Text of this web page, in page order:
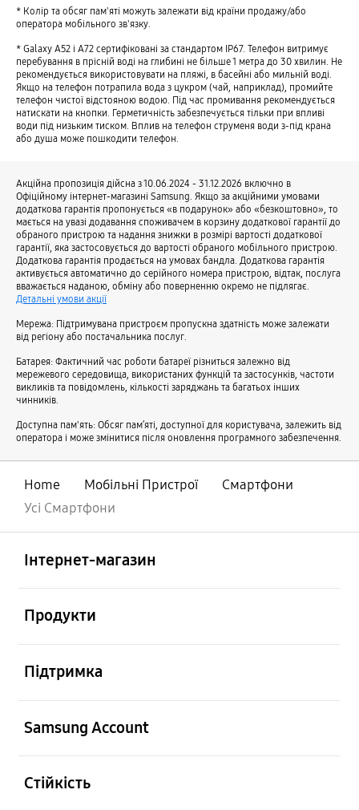
* Колір та обсяг пам'яті можуть залежати від країни продажу/або
оператора мобільного зв'язку.
* Galaxy A52 і A72 сертифіковані за стандартом IP67. Телефон витримує
перебування в прісній воді на глибині не більше 1 метра до 30 хвилин. Не
рекомендується використовувати на пляжі, в басейні або мильній воді.
Якщо на телефон потрапила вода з цукром (чай, наприклад), промийте
телефон чистої відстояною водою. Під час промивання рекомендується
натискати на кнопки. Герметичність забезпечується тільки при впливі
води під низьким тиском. Вплив на телефон струменя води з-під крана
або душа може пошкодити телефон.
Акційна пропозиція дійсна з 10.06.2024 - 31.12.2026 включно в
Офіційному інтернет-магазині Samsung. Якщо за акційними умовами
додаткова гарантія пропонується «в подарунок» або «безкоштовно», то
мається на увазі додавання споживачем в корзину додаткової гарантії до
обраного пристрою та надання знижки в розмірі вартості додаткової
гарантії, яка застосовується до вартості обраного мобільного пристрою.
Додаткова гарантія продається на умовах бандла. Додаткова гарантія
активується автоматично до серійного номера пристрою, відтак, послуга
вважається наданою, обміну або поверненню окремо не підлягає.
Детальні умови акції
Мережа: Підтримувана пристроєм пропускна здатність може залежати
від регіону або постачальника послуг.
Батарея: Фактичний час роботи батареї різниться залежно від
мережевого середовища, використаних функцій та застосунків, частоти
викликів та повідомлень, кількості заряджань та багатьох інших
чинників.
Доступна пам'ять: Обсяг пам’яті, доступної для користувача, залежить від
оператора і може змінитися після оновлення програмного забезпечення.
Home Мобільні Пристрої
Смартфони
Усі Смартфони
Інтернет-магазин
Продукти
Підтримка
Samsung Account
Стійкість